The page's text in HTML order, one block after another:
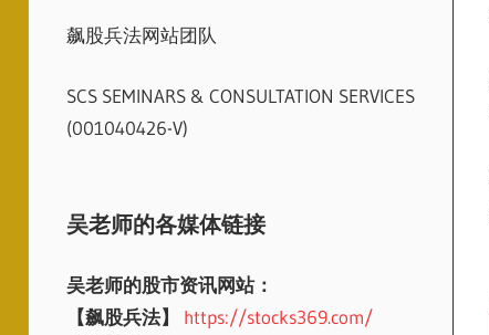
飙股兵法网站团队
SCS SEMINARS & CONSULTATION SERVICES
(001040426-V)
吴老师的各媒体链接
吴老师的股市资讯网站：
【飙股兵法】
https://stocks369.com/